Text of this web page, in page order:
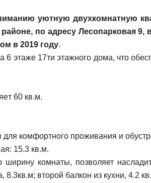
уютную двухкомнатную
по адресу Лесопарковая
в 2019 году.
6 этаже 17ти этажного дома, что
60 кв.м.
комфортного проживания и
15.3 кв.м.
комнаты, позволяет
8.3кв.м; второй балкон из кухни, 4.2